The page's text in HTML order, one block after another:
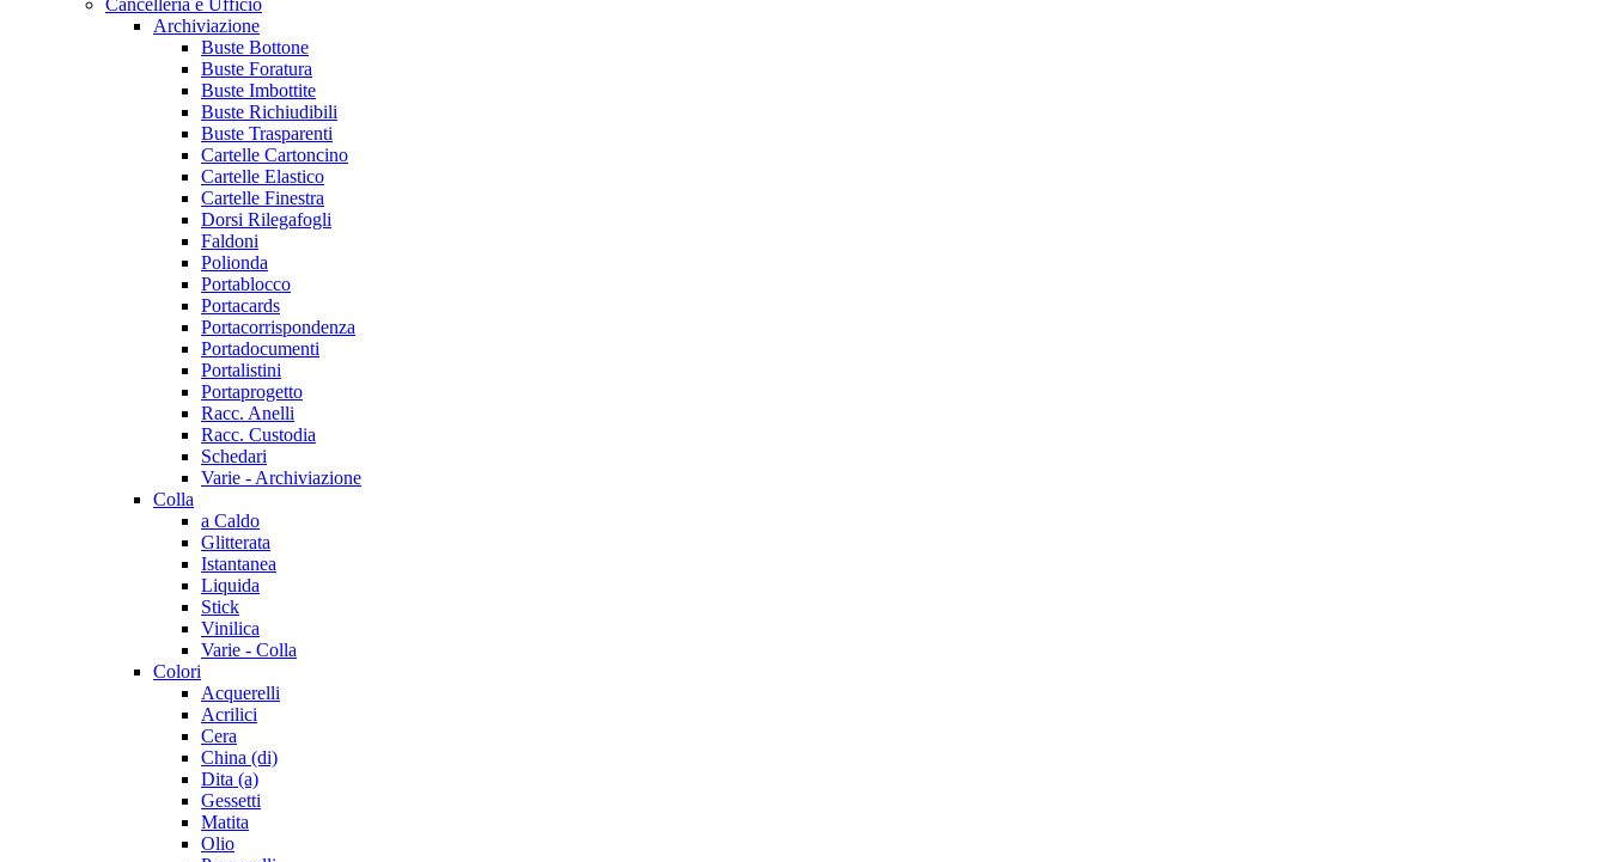
Cancelleria e Ufficio
Archiviazione
Buste Bottone
Buste Foratura
Buste Imbottite
Buste Richiudibili
Buste Trasparenti
Cartelle Cartoncino
Cartelle Elastico
Cartelle Finestra
Dorsi Rilegafogli
Faldoni
Polionda
Portablocco
Portacards
Portacorrispondenza
Portadocumenti
Portalistini
Portaprogetto
Racc. Anelli
Racc. Custodia
Schedari
Varie - Archiviazione
Colla
a Caldo
Glitterata
Istantanea
Liquida
Stick
Vinilica
Varie - Colla
Colori
Acquerelli
Acrilici
Cera
China (di)
Dita (a)
Gessetti
Matita
Olio